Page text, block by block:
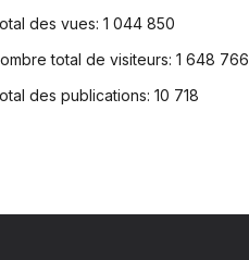
des vues: 1 044 850
total de visiteurs: 1 648 766
des publications: 10 718